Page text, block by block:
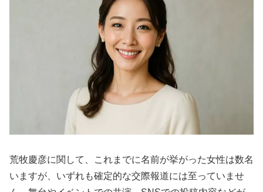
荒牧慶彦に関して、これまでに名前が挙がった女性は数名
いますが、いずれも確定的な交際報道には至っていませ